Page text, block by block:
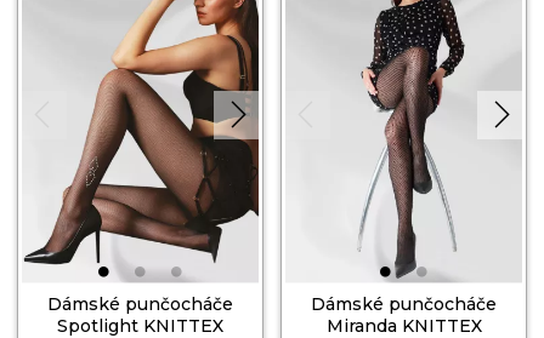
Dámské punčocháče
Spotlight KNITTEX
Dámské punčocháče
Miranda KNITTEX